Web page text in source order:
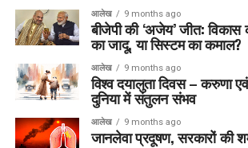
आलेख 9 months ago
बीजेपी की ‘अजेय’ जीत: विकास
का जादू, या सिस्टम का कमाल?
आलेख 9 months ago
विश्व दयालुता दिवस – करुणा
दुनिया में संतुलन संभव
आलेख 9 months ago
जानलेवा प्रदूषण, सरकारों की